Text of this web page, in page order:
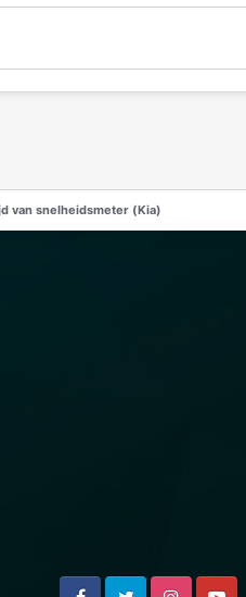
van snelheidsmeter (Kia)